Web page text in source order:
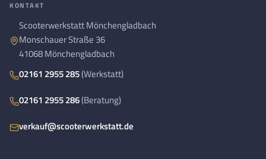
KONTAKT
Scooterwerkstatt Mönchengladbach
Monschauer Straße 36
41068 Mönchengladbach
02161 2955 285(Werkstatt)
02161 2955 286(Beratung)
verkauf@scooterwerkstatt.de